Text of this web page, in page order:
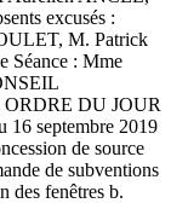
excusés :
M. Patrick
Séance : Mme
DU JOUR
16 septembre 2019
de source
de subventions
des fenêtres b.